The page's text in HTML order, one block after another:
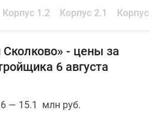
Корпус 1.2 Корпус 2.1 Корпус
- цены за
6 августа
— 15.1 млн руб.